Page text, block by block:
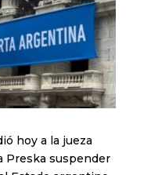
hoy a la jueza
Preska suspender